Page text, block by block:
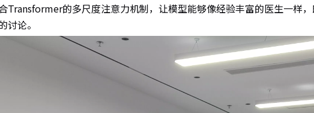
的多尺度注意力机制，让模型能够像经验丰富的医生一样
论。